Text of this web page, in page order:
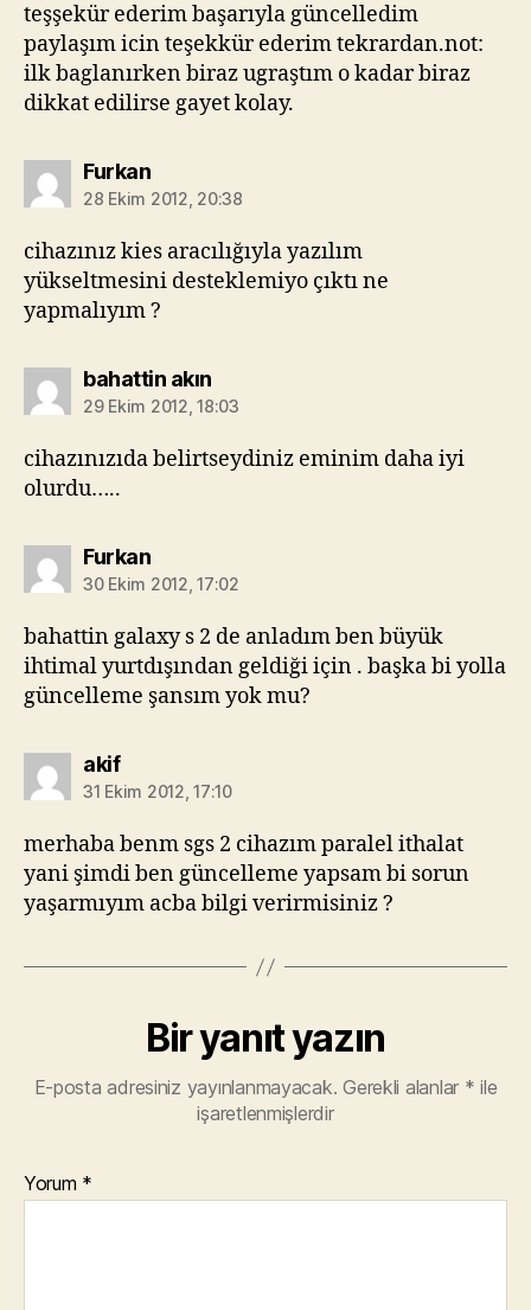
teşşekür ederim başarıyla güncelledim
paylaşım icin teşekkür ederim tekrardan.not:
ilk baglanırken biraz ugraştım o kadar biraz
dikkat edilirse gayet kolay.
Furkandiyorki:
28 Ekim 2012, 20:38
cihazınız kies aracılığıyla yazılım
yükseltmesini desteklemiyo çıktı ne
yapmalıyım ?
bahattin akındiyorki:
29 Ekim 2012, 18:03
cihazınızıda belirtseydiniz eminim daha iyi
olurdu…..
Furkandiyorki:
30 Ekim 2012, 17:02
bahattin galaxy s 2 de anladım ben büyük
ihtimal yurtdışından geldiği için . başka bi yolla
güncelleme şansım yok mu?
akifdiyorki:
31 Ekim 2012, 17:10
merhaba benm sgs 2 cihazım paralel ithalat
yani şimdi ben güncelleme yapsam bi sorun
yaşarmıyım acba bilgi verirmisiniz ?
Bir yanıt yazın
E-posta adresiniz yayınlanmayacak. Gerekli alanlar * ile
işaretlenmişlerdir
Yorum *